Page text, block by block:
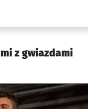
z gwiazdami